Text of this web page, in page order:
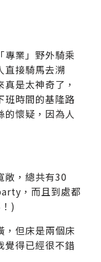
專業」野外騎乘
直接騎馬去溯
是太神奇了，
班時間的基隆路
的懷疑，因為人
敞，總共有30
，而且到處都
)
，但床是兩個床
覺得已經很不錯